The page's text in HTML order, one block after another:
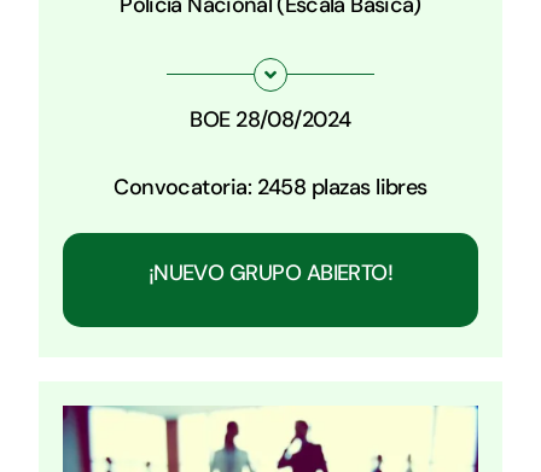
BOE 28/08/2024
Convocatoria: 2458 plazas libres
¡NUEVO GRUPO ABIERTO!